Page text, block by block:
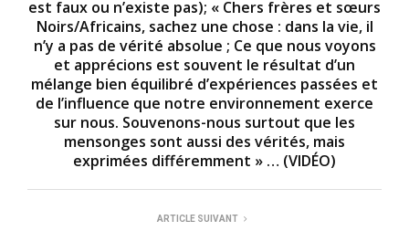
est faux ou n’existe pas); « Chers frères et sœurs
Noirs/Africains, sachez une chose : dans la vie, il
n’y a pas de vérité absolue ; Ce que nous voyons
et apprécions est souvent le résultat d’un
mélange bien équilibré d’expériences passées et
de l’influence que notre environnement exerce
sur nous. Souvenons-nous surtout que les
mensonges sont aussi des vérités, mais
exprimées différemment » … (VIDÉO)
ARTICLE SUIVANT